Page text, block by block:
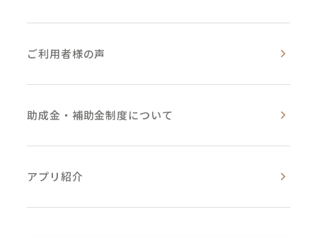
ご利用者様の声
助成金・補助金制度について
アプリ紹介